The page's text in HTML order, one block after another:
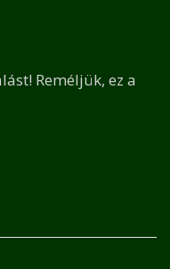
Reméljük, ez a